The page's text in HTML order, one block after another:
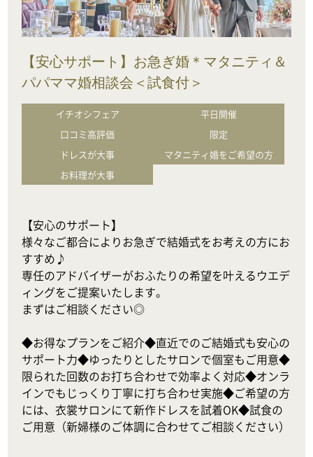
【安心サポート】お急ぎ婚＊マタニティ＆
パパママ婚相談会＜試食付＞
イチオシフェア
平日開催
口コミ高評価
限定
ドレスが大事
マタニティ婚をご希望の方
お料理が大事
【安心のサポート】
様々なご都合によりお急ぎで結婚式をお考えの方にお
すすめ♪
専任のアドバイザーがおふたりの希望を叶えるウエデ
ィングをご提案いたします。
まずはご相談ください◎
◆お得なプランをご紹介◆直近でのご結婚式も安心の
サポート力◆ゆったりとしたサロンで個室もご用意◆
限られた回数のお打ち合わせで効率よく対応◆オンラ
インでもじっくり丁寧に打ち合わせ実施◆ご希望の方
には、衣裳サロンにて新作ドレスを試着OK◆試食の
ご用意（新婦様のご体調に合わせてご相談ください）